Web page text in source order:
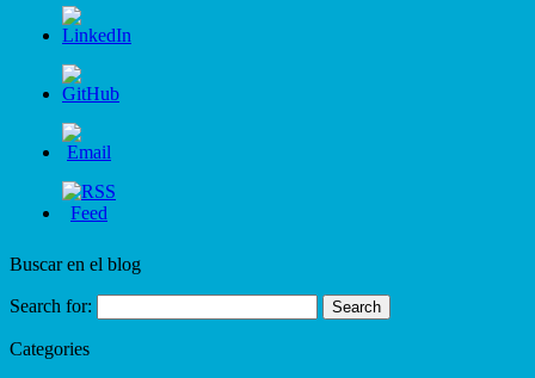
Buscar en el blog
Search for:
Categories